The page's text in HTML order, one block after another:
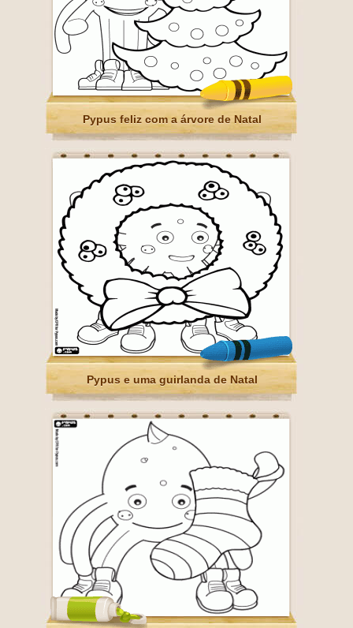
Pypus feliz com a árvore de Natal
Pypus e uma guirlanda de Natal